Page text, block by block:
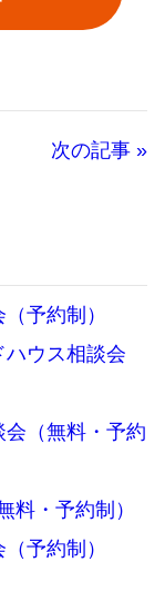
次の記事 »
予約制）
ウス相談会
（無料・予約
料・予約制）
予約制）